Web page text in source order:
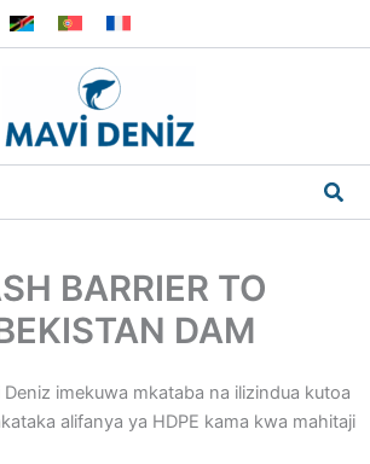
BARRIER TO
DAM
imekuwa mkataba na ilizindua kutoa
alifanya ya HDPE kama kwa mahitaji